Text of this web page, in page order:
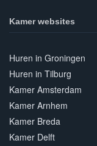
Kamer websites
Huren in Groningen
Huren in Tilburg
Kamer Amsterdam
Kamer Arnhem
Kamer Breda
Kamer Delft